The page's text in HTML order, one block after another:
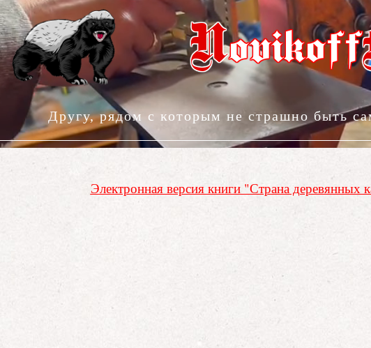
Novikoff
Другу, рядом с которым не страшно быть
Электронная версия книги "Страна деревянных